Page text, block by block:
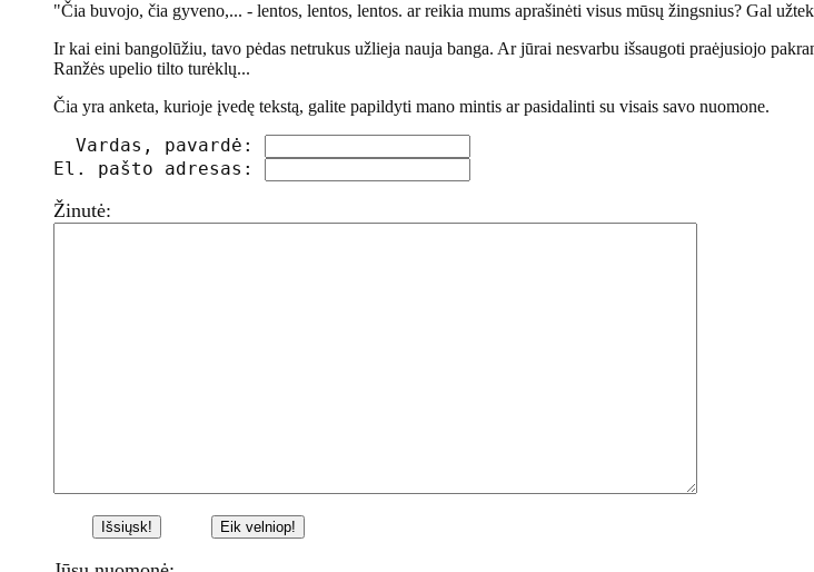
"Čia buvojo, čia gyveno,... - lentos, lentos, lentos. ar reikia mums aprašinėti visus mūsų žingsnius? Gal
Ir kai eini bangolūžiu, tavo pėdas netrukus užlieja nauja banga. Ar jūrai nesvarbu išsaugoti praėjusiojo
Ranžės upelio tilto turėklų...
Čia yra anketa, kurioje įvedę tekstą, galite papildyti mano mintis ar pasidalinti su visais savo nuomone.
  Vardas, pavardė:
El. pašto adresas:
Žinutė: